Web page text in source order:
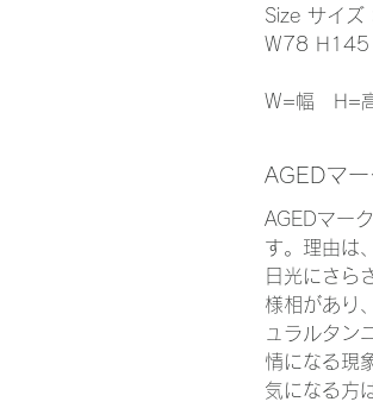
Size サイズ
W78 H145
W=幅 H=
AGEDマ
AGEDマー
す。理由は
日光にさら
様相があり
ュラルタン
情になる現
気になる方